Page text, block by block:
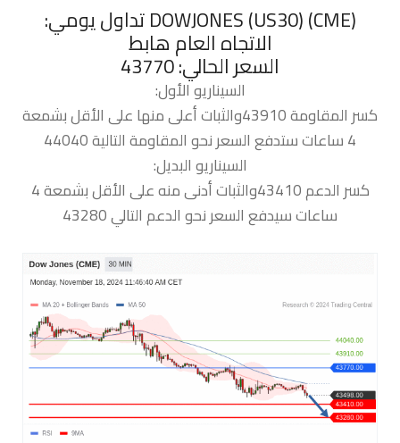
‏DOWJONES (US30) (CME) تداول يومي:
الاتجاه العام هابط
السعر الحالي: 43770
السيناريو الأول:
كسر المقاومة 43910والثبات أعلى منها على الأقل بشمعة
4 ساعات ستدفع السعر نحو المقاومة التالية 44040
السيناريو البديل:
كسر الدعم 43410والثبات أدنى منه على الأقل بشمعة 4
ساعات سيدفع السعر نحو الدعم التالي 43280